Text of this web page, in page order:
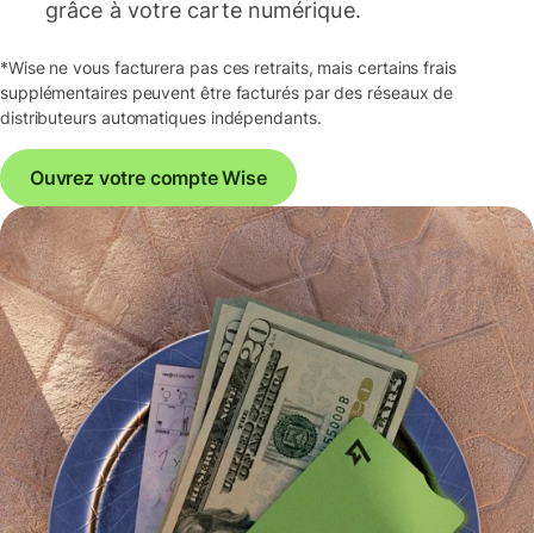
grâce à votre carte numérique.
*Wise ne vous facturera pas ces retraits, mais certains frais
supplémentaires peuvent être facturés par des réseaux de
distributeurs automatiques indépendants.
Ouvrez votre compte Wise